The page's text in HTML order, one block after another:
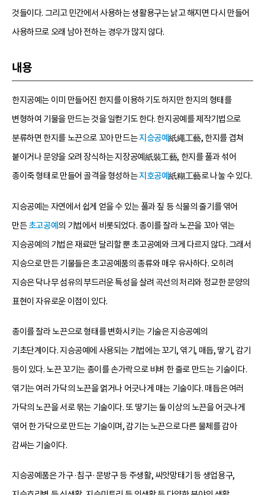
것들이다. 그리고 민간에서 사용하는 생활용구는 낡고 해지면 다시 만들어
사용하므로 오래 남아 전하는 경우가 많지 않다.
내용
한지공예는 이미 만들어진 한지를 이용하기도 하지만 한지의 형태를
변형하여 기물을 만드는 것을 일컫기도 한다. 한지공예를 제작기법으로
분류하면 한지를 노끈으로 꼬아 만드는지승공예紙繩工藝, 한지를 겹쳐
붙이거나 문양을 오려 장식하는 지장공예紙裝工藝, 한지를 풀과 섞어
종이죽 형태로 만들어 골격을 형성하는지호공예紙糊工藝로 나눌 수 있다.
지승공예는 자연에서 쉽게 얻을 수 있는 풀과 짚 등 식물의 줄기를 엮어
만든초고공예 의 기법에서 비롯되었다. 종이를 잘라 노끈을 꼬아 엮는
지승공예의 기법은 재료만 달리할 뿐 초고공예와 크게 다르지 않다. 그래서
지승으로 만든 기물들은 초고공예품의 종류와 매우 유사하다. 오히려
지승은 닥나무 섬유의 부드러운 특성을 살려 곡선의 처리와 정교한 문양의
표현이 자유로운 이점이 있다.
종이를 잘라 노끈으로 형태를 변화시키는 기술은 지승공예의
기초단계이다. 지승공예에 사용되는 기법에는 꼬기, 엮기, 매듭, 땋기, 감기
등이 있다. 노끈 꼬기는 종이를 손가락으로 비벼 한 줄로 만드는 기술이다.
엮기는 여러 가닥의 노끈을 얽거나 어긋나게 매는 기술이다. 매듭은 여러
가닥의 노끈을 서로 묶는 기술이다. 또 땋기는 둘 이상의 노끈을 어긋나게
엮어 한 가닥으로 만드는 기술이며, 감기는 노끈으로 다른 물체를 감아
감싸는 기술이다.
지승공예품은 가구·침구·문방구 등 주생활, 씨앗망태기 등 생업용구,